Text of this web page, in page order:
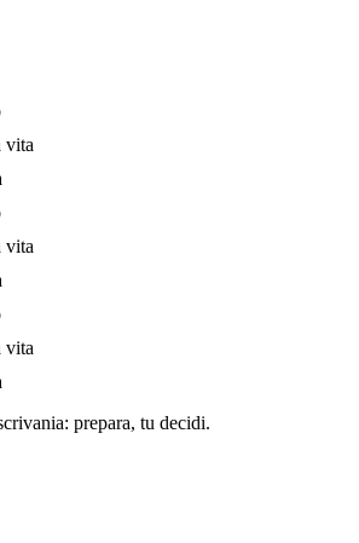
vita
vita
vita
prepara, tu decidi.